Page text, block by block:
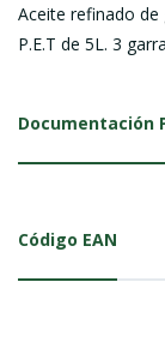
Aceite refinado de
P.E.T de 5L. 3
Documentación
Código EAN